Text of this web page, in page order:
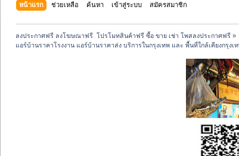
หน้าแรก ช่วยเหลือ ค้นหา เข้าสู่ระบบ สมัครสมาชิก
ลงประกาศฟรี ลงโฆษณาฟรี  โปรโมทสินค้าฟรี ซื้อ ขาย เช่า โพสลงประกาศฟรี »
แอร์บ้านราคาโรงงาน แอร์บ้านราคาส่ง บริการในกรุงเทพ และ พื้นที่ใกล้เคียงกรุงเ